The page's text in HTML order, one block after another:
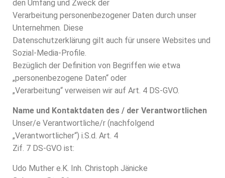
den Umfang und Zweck der
Verarbeitung personenbezogener Daten durch unser
Unternehmen. Diese
Datenschutzerklärung gilt auch für unsere Websites und
Sozial-Media-Profile.
Bezüglich der Definition von Begriffen wie etwa
„personenbezogene Daten“ oder
„Verarbeitung“ verweisen wir auf Art. 4 DS-GVO.
Name und Kontaktdaten des / der Verantwortlichen
Unser/e Verantwortliche/r (nachfolgend
„Verantwortlicher“) i.S.d. Art. 4
Zif. 7 DS-GVO ist:
Udo Muther e.K. Inh. Christoph Jänicke